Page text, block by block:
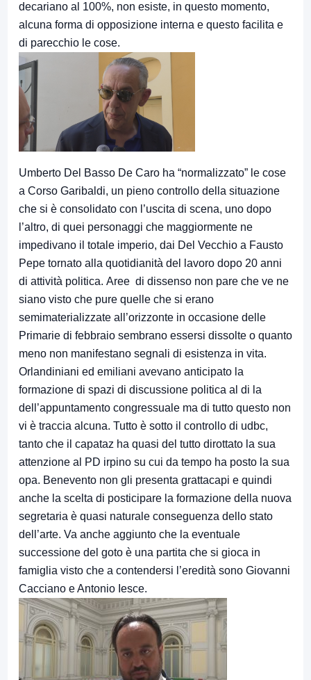
decariano al 100%, non esiste, in questo momento,
alcuna forma di opposizione interna e questo facilita e
di parecchio le cose.
Umberto Del Basso De Caro ha “normalizzato” le cose
a Corso Garibaldi, un pieno controllo della situazione
che si è consolidato con l’uscita di scena, uno dopo
l’altro, di quei personaggi che maggiormente ne
impedivano il totale imperio, dai Del Vecchio a Fausto
Pepe tornato alla quotidianità del lavoro dopo 20 anni
di attività politica. Aree di dissenso non pare che ve ne
siano visto che pure quelle che si erano
semimaterializzate all’orizzonte in occasione delle
Primarie di febbraio sembrano essersi dissolte o quanto
meno non manifestano segnali di esistenza in vita.
Orlandiniani ed emiliani avevano anticipato la
formazione di spazi di discussione politica al di la
dell’appuntamento congressuale ma di tutto questo non
vi è traccia alcuna. Tutto è sotto il controllo di udbc,
tanto che il capataz ha quasi del tutto dirottato la sua
attenzione al PD irpino su cui da tempo ha posto la sua
opa. Benevento non gli presenta grattacapi e quindi
anche la scelta di posticipare la formazione della nuova
segretaria è quasi naturale conseguenza dello stato
dell’arte. Va anche aggiunto che la eventuale
successione del goto è una partita che si gioca in
famiglia visto che a contendersi l’eredità sono Giovanni
Cacciano e Antonio Iesce.